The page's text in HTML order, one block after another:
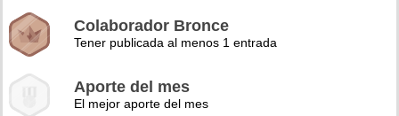
Colaborador Bronce
Tener publicada al menos 1 entrada
Aporte del mes
El mejor aporte del mes